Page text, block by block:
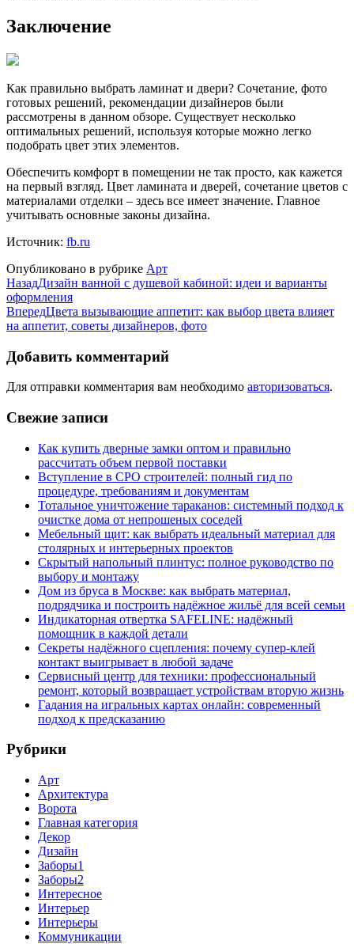
Заключение
Как правильно выбрать ламинат и двери? Сочетание, фото
готовых решений, рекомендации дизайнеров были
рассмотрены в данном обзоре. Существует несколько
оптимальных решений, используя которые можно легко
подобрать цвет этих элементов.
Обеспечить комфорт в помещении не так просто, как кажется
на первый взгляд. Цвет ламината и дверей, сочетание цветов с
материалами отделки – здесь все имеет значение. Главное
учитывать основные законы дизайна.
Источник: fb.ru
Опубликовано в рубрике Арт
НазадДизайн ванной с душевой кабиной: идеи и варианты
оформления
ВпередЦвета вызывающие аппетит: как выбор цвета влияет
на аппетит, советы дизайнеров, фото
Добавить комментарий
Для отправки комментария вам необходимо авторизоваться.
Свежие записи
Как купить дверные замки оптом и правильно
рассчитать объем первой поставки
Вступление в СРО строителей: полный гид по
процедуре, требованиям и документам
Тотальное уничтожение тараканов: системный подход к
очистке дома от непрошеных соседей
Мебельный щит: как выбрать идеальный материал для
столярных и интерьерных проектов
Скрытый напольный плинтус: полное руководство по
выбору и монтажу
Дом из бруса в Москве: как выбрать материал,
подрядчика и построить надёжное жильё для всей семьи
Индикаторная отвертка SAFELINE: надёжный
помощник в каждой детали
Секреты надёжного сцепления: почему супер‑клей
контакт выигрывает в любой задаче
Сервисный центр для техники: профессиональный
ремонт, который возвращает устройствам вторую жизнь
Гадания на игральных картах онлайн: современный
подход к предсказанию
Рубрики
Арт
Архитектура
Ворота
Главная категория
Декор
Дизайн
Заборы1
Заборы2
Интересное
Интерьер
Интерьеры
Коммуникации